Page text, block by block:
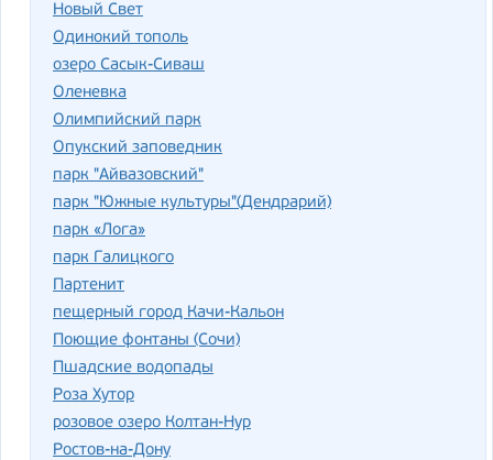
Новый Свет
Одинокий тополь
озеро Сасык-Сиваш
Оленевка
Олимпийский парк
Опукский заповедник
парк "Айвазовский"
парк "Южные культуры"(Дендрарий)
парк «Лога»
парк Галицкого
Партенит
пещерный город Качи-Кальон
Поющие фонтаны (Сочи)
Пшадские водопады
Роза Хутор
розовое озеро Колтан-Нур
Ростов-на-Дону